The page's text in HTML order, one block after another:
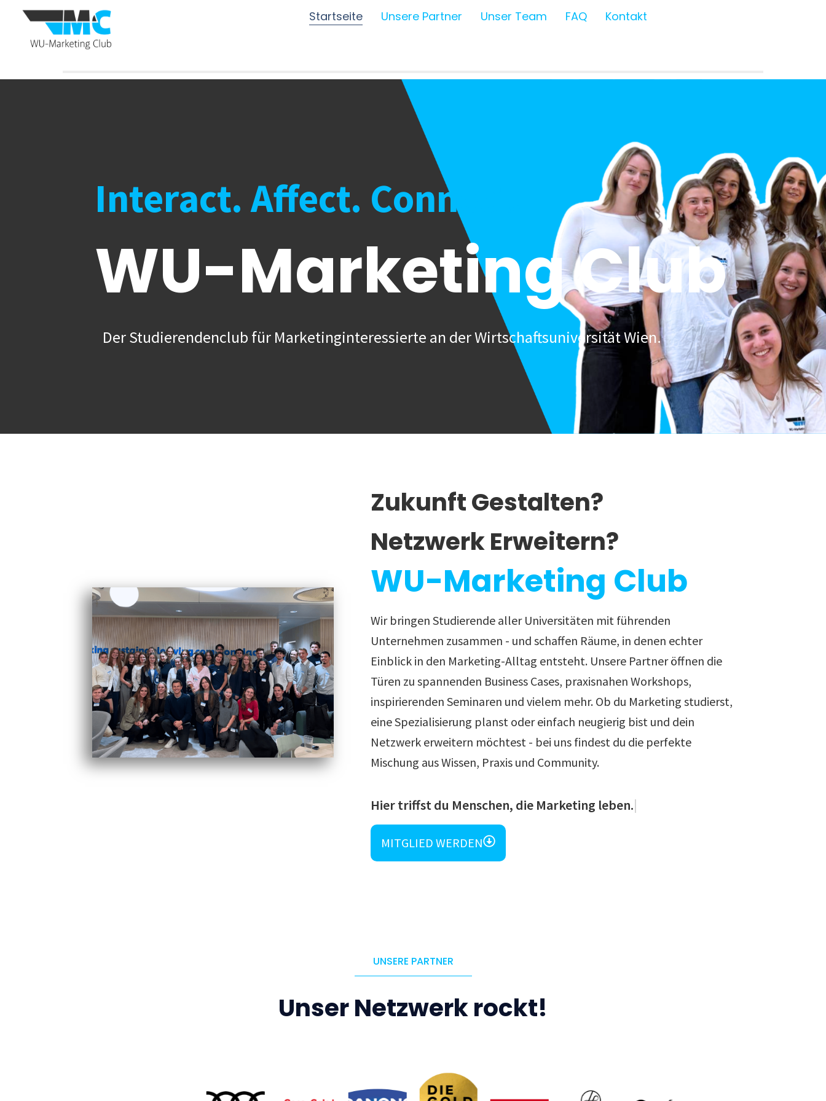
Startseite Unsere Partner Unser Team FAQ Kontakt
Interact. Affect. Connect.
WU-Marketing Club
Der Studierendenclub für Marketinginteressierte an der Wirtschaftsuniversität Wien.
Zukunft Gestalten?
Netzwerk Erweitern?
WU-Marketing Club
Wir bringen Studierende aller Universitäten mit führenden
Unternehmen zusammen - und schaffen Räume, in denen echter
Einblick in den Marketing-Alltag entsteht. Unsere Partner öffnen die
Türen zu spannenden Business Cases, praxisnahen Workshops,
inspirierenden Seminaren und vielem mehr. Ob du Marketing studierst,
eine Spezialisierung planst oder einfach neugierig bist und dein
Netzwerk erweitern möchtest - bei uns findest du die perfekte
Mischung aus Wissen, Praxis und Community.
Hier triffst du Menschen, die Marketing leben.
MITGLIED WERDEN
UNSERE PARTNER
Unser Netzwerk rockt!